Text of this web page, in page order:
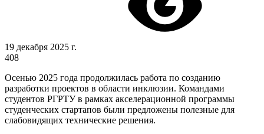
19 декабря 2025 г.
408
Осенью 2025 года продолжилась работа по созданию
разработки проектов в области инклюзии. Командами
студентов РГРТУ в рамках акселерационной программы
студенческих стартапов были предложены полезные для
слабовидящих технические решения.